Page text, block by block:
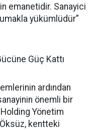
emanetidir. Sanayici
yükümlüdür”
Güç Kattı
ardından
önemli bir
Yönetim
kentteki